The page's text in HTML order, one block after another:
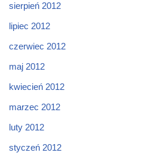
sierpień 2012
lipiec 2012
czerwiec 2012
maj 2012
kwiecień 2012
marzec 2012
luty 2012
styczeń 2012